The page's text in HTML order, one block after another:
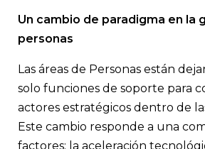
regulatorios, el encuentro propone
desde las personas cuando el
La agenda reúne a profesores y
redefiniendo la gestión del talento en
Un cambio de paradigma en la
personas
Las áreas de Personas están
solo funciones de soporte para
actores estratégicos dentro de
Este cambio responde a una
factores: la aceleración